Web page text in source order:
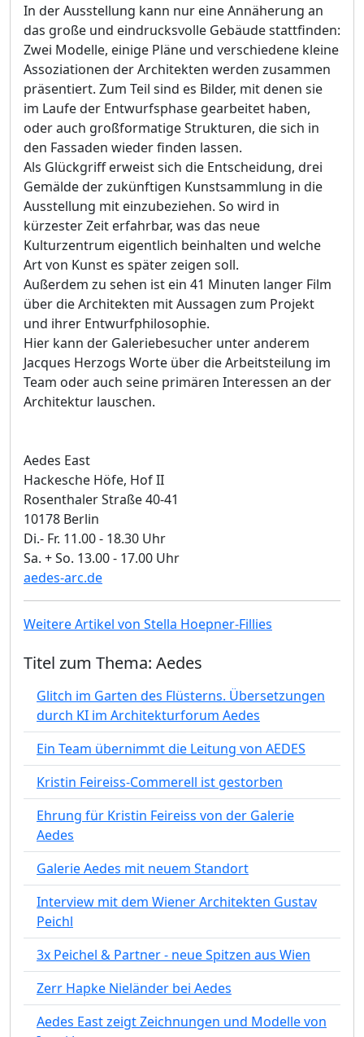
In der Ausstellung kann nur eine Annäherung an
das große und eindrucksvolle Gebäude stattfinden:
Zwei Modelle, einige Pläne und verschiedene kleine
Assoziationen der Architekten werden zusammen
präsentiert. Zum Teil sind es Bilder, mit denen sie
im Laufe der Entwurfsphase gearbeitet haben,
oder auch großformatige Strukturen, die sich in
den Fassaden wieder finden lassen.
Als Glückgriff erweist sich die Entscheidung, drei
Gemälde der zukünftigen Kunstsammlung in die
Ausstellung mit einzubeziehen. So wird in
kürzester Zeit erfahrbar, was das neue
Kulturzentrum eigentlich beinhalten und welche
Art von Kunst es später zeigen soll.
Außerdem zu sehen ist ein 41 Minuten langer Film
über die Architekten mit Aussagen zum Projekt
und ihrer Entwurfphilosophie.
Hier kann der Galeriebesucher unter anderem
Jacques Herzogs Worte über die Arbeitsteilung im
Team oder auch seine primären Interessen an der
Architektur lauschen.
Aedes East
Hackesche Höfe, Hof II
Rosenthaler Straße 40-41
10178 Berlin
Di.- Fr. 11.00 - 18.30 Uhr
Sa. + So. 13.00 - 17.00 Uhr
aedes-arc.de
Weitere Artikel von Stella Hoepner-Fillies
Titel zum Thema: Aedes
Glitch im Garten des Flüsterns. Übersetzungen
durch KI im Architekturforum Aedes
Ein Team übernimmt die Leitung von AEDES
Kristin Feireiss-Commerell ist gestorben
Ehrung für Kristin Feireiss von der Galerie
Aedes
Galerie Aedes mit neuem Standort
Interview mit dem Wiener Architekten Gustav
Peichl
3x Peichel & Partner - neue Spitzen aus Wien
Zerr Hapke Nieländer bei Aedes
Aedes East zeigt Zeichnungen und Modelle von